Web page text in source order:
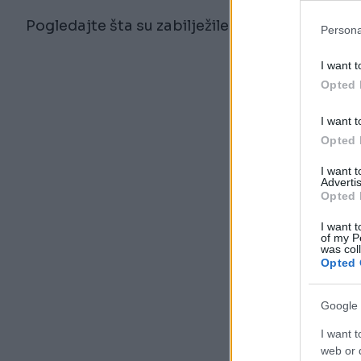
I want
Opted
I want
Opted
I want
Opted
I want
of my
was
Opted
Google
I want
web or
Pogledajte šta su zabilježile nadzorne